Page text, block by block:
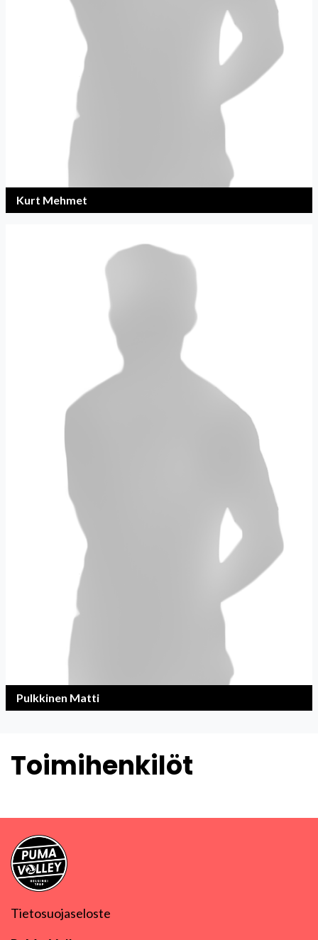
Kurt Mehmet
Pulkkinen Matti
Toimihenkilöt
Tietosuojaseloste